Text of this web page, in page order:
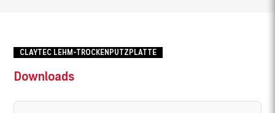
CLAYTEC LEHM-TROCKENPUTZPLATTE
Downloads